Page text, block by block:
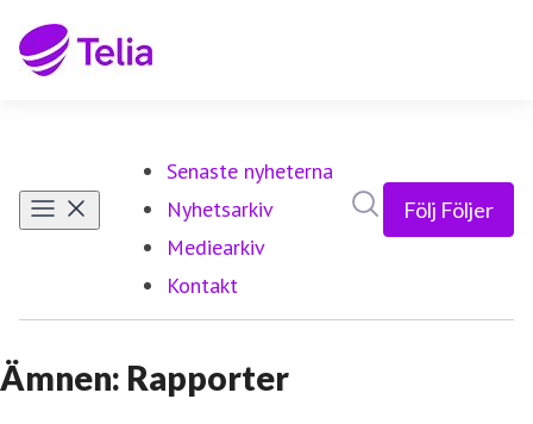
Senaste nyheterna
Nyhetsarkiv
Mediearkiv
Kontakt
Följ Följer
Ämnen: Rapporter